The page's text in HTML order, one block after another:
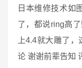
日本维修技术如
了，都说ring高
上4.4就大雕了
论 谢谢前辈告知